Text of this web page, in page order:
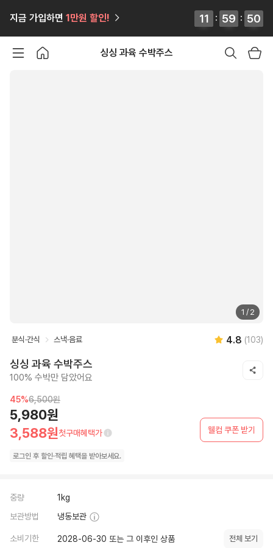
지금 가입하면 1만원 할인! 11
12
11
12 : 59
59
59
59 : 49
50
49
50
싱싱 과육 수박주스
1 / 2
분식·간식 스낵·음료 4.8 (103)
싱싱 과육 수박주스
100% 수박만 담았어요
45%6,500원
5,980원
3,588원첫구매혜택가 웰컴 쿠폰 받기
로그인 후 할인·적립 혜택을 받아보세요.
중량
1kg
보관방법
냉동보관
소비기한 2028-06-30 또는 그 이후인 상품 전체 보기